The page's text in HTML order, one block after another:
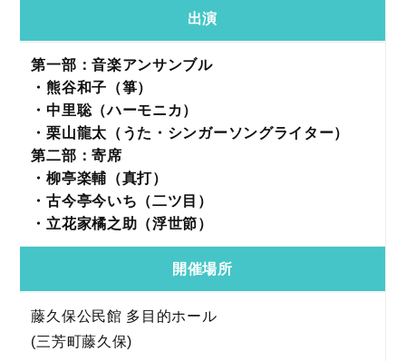
出演
第一部：音楽アンサンブル
・熊谷和子（箏）
・中里聡（ハーモニカ）
・栗山龍太（うた・シンガーソングライター）
第二部：寄席
・柳亭楽輔（真打）
・古今亭今いち（二ツ目）
・立花家橘之助（浮世節）
開催場所
藤久保公民館 多目的ホール
(三芳町藤久保)